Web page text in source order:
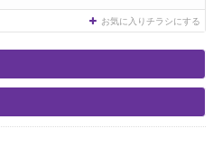
お気に入りチラシにする